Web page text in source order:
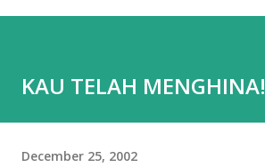
KAU TELAH MENGHINA!
December 25, 2002